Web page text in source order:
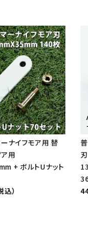
ナイフモア用 替
用
+ ボルトUナット
）